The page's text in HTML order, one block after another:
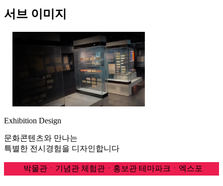
서브 이미지
Exhibition Design
문화콘텐츠와 만나는
특별한 전시경험을 디자인합니다
박물관ㆍ기념관 체험관ㆍ홍보관 테마파크ㆍ엑스포